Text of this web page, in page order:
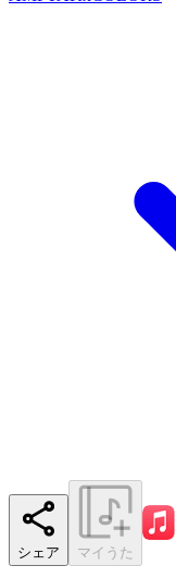
シェア マイうた